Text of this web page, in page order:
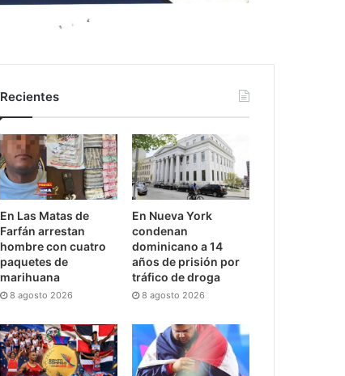
Recientes
En Las Matas de
Farfán arrestan
hombre con cuatro
paquetes de
marihuana
8 agosto 2026
En Nueva York
condenan
dominicano a 14
años de prisión por
tráfico de droga
8 agosto 2026